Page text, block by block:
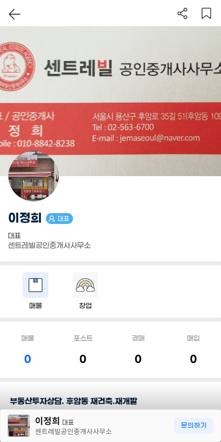
이정희 대표
대표
센트레빌공인중개사사무소
매물 창업
매물
0
포스트
0
경매
0
매입
0
부동산투자상담. 후암동 재건축.재개발
담당지역이정희 대표
센트레빌공인중개사사무소
문의하기